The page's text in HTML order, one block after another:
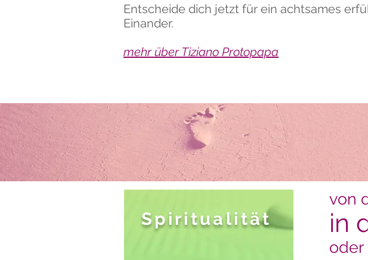
Entscheide dich jetzt für ein achtsames
Einander.
mehr über Tiziano Protopapa
Spiritualität
von
in
oder